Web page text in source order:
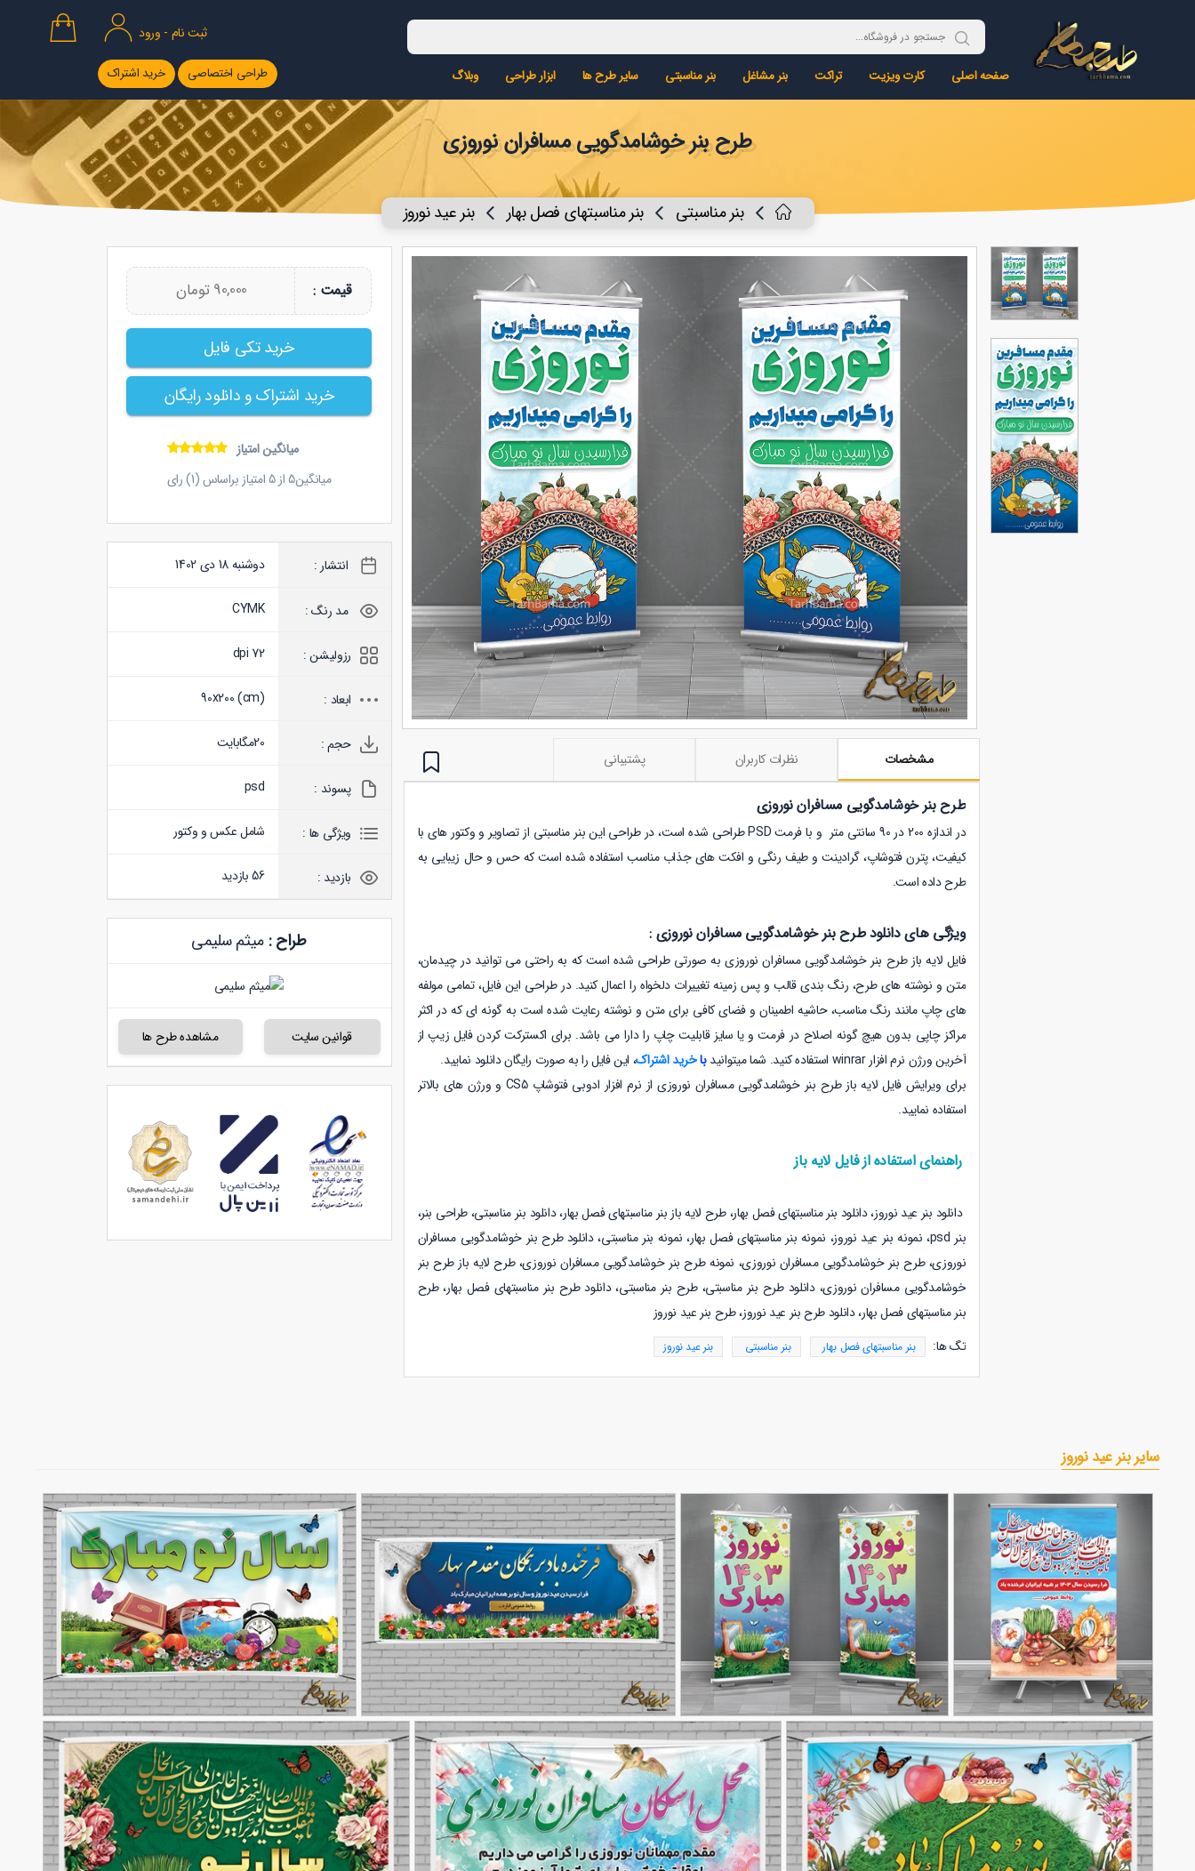
ثبت نام - ورود
صفحه اصلی کارت ویزیت تراکت بنر مشاغل بنر مناسبتی سایر طرح ها ابزار طراحی وبلاگ طراحی اختصاصی خرید اشتراک
طرح بنر خوشامدگویی مسافران نوروزی
بنر مناسبتی بنر مناسبتهای فصل بهار بنر عید نوروز
مشخصات نظرات کاربران پشتیبانی
طرح بنر خوشامدگویی مسافران نوروزی
در اندازه 200 در 90 سانتی متر و با فرمت PSD
طراحی شده است، در طراحی این بنر مناسبتی از تصاویر و وکتور های با
کیفیت، پترن فتوشاپ، گرادینت و طیف رنگی و افکت های جذاب مناسب استفاده شده است که حس و حال زیبایی به
طرح داده است.
ویژگی های دانلود طرح بنر خوشامدگویی مسافران نوروزی :
فایل لایه باز طرح بنر خوشامدگویی مسافران نوروزی به صورتی طراحی شده است که به راحتی می توانید در چیدمان،
متن و نوشته های طرح، رنگ بندی قالب و پس زمینه تغییرات دلخواه را اعمال کنید. در طراحی این فایل، تمامی مولفه
های چاپ مانند رنگ مناسب، حاشیه اطمینان و فضای کافی برای متن و نوشته رعایت شده است به گونه ای که در اکثر
مراکز چاپی بدون هیچ گونه اصلاح در فرمت و یا سایز قابلیت چاپ را دارا می باشد. برای اکسترکت کردن فایل زیپ از
آخرین ورژن نرم افزار winrar استفاده کنید. شما میتوانید
باخرید اشتراک، این فایل را به صورت رایگان دانلود نمایید.
برای ویرایش فایل لایه باز طرح بنر خوشامدگویی مسافران نوروزی از نرم افزار ادوبی فتوشاپ CS5 و ورژن های بالاتر
استفاده نمایید.
راهنمای استفاده از فایل لایه باز
دانلود بنر عید نوروز،دانلود بنر مناسبتهای فصل بهار،طرح لایه باز بنر مناسبتهای فصل بهار،دانلود بنر مناسبتی،طراحی بنر،
بنر psd،
نمونه بنر عید نوروز، نمونه بنر مناسبتهای فصل بهار، نمونه بنر مناسبتی، دانلود طرح بنر خوشامدگویی مسافران
نوروزی، طرح بنر خوشامدگویی مسافران نوروزی، نمونه طرح بنر خوشامدگویی مسافران نوروزی، طرح لایه باز طرح بنر
خوشامدگویی مسافران نوروزی،دانلود طرح بنر مناسبتی، طرح بنر مناسبتی،دانلود طرح بنر مناسبتهای فصل بهار، طرح
بنر مناسبتهای فصل بهار،دانلود طرح بنر عید نوروز، طرح بنر عید نوروز
تگ ها:
بنر مناسبتهای فصل بهار بنر مناسبتی بنر عید نوروز
قیمت : 90,000 تومان
خرید تکی فایل
خرید اشتراک و دانلود رایگان
میانگین امتیاز
میانگین5از5امتیاز براساس (1) رای
انتشار : دوشنبه 18 دی 1402
مد رنگ : CYMK
رزولیشن : 72 dpi
ابعاد : 90x200 (cm)
حجم : 20مگابایت
پسوند : psd
ویژگی ها : شامل عکس و وکتور
بازدید : 56 بازدید
طراح :میثم سلیمی
قوانین سایت مشاهده طرح ها
سایر بنر عید نوروز
طرح پوستر عید نوروز تومان
90,000
51
بنر عید نوروز 1403 تومان
90,000
طرح بنر تبریک عید نوروز تومان
90,000
33
طرح بنر سال نو مبارک تومان
90,000
41